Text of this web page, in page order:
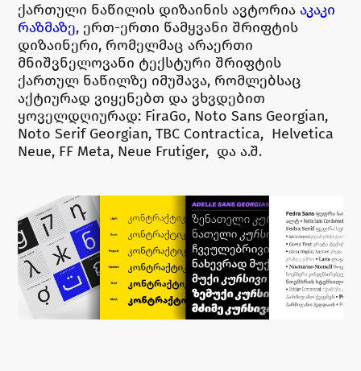
ქართული ნაწილის დიზაინის ავტორიააკაკი
რაზმაზე, ერთ-ერთი წამყვანი შრიფტის
დიზაინერი, რომელმაც არაერთი
მნიშვნელოვანი ტექსტური შრიფტის
ქართულ ნაწილზე იმუშავა, რომლებსაც
აქტიურად ვიყენებთ და ვხვდებით
ყოველდღიურად: FiraGo, Noto Sans Georgian,
Noto Serif Georgian, TBC Contractica, Helvetica
Neue, FF Meta, Neue Frutiger, და ა.შ.